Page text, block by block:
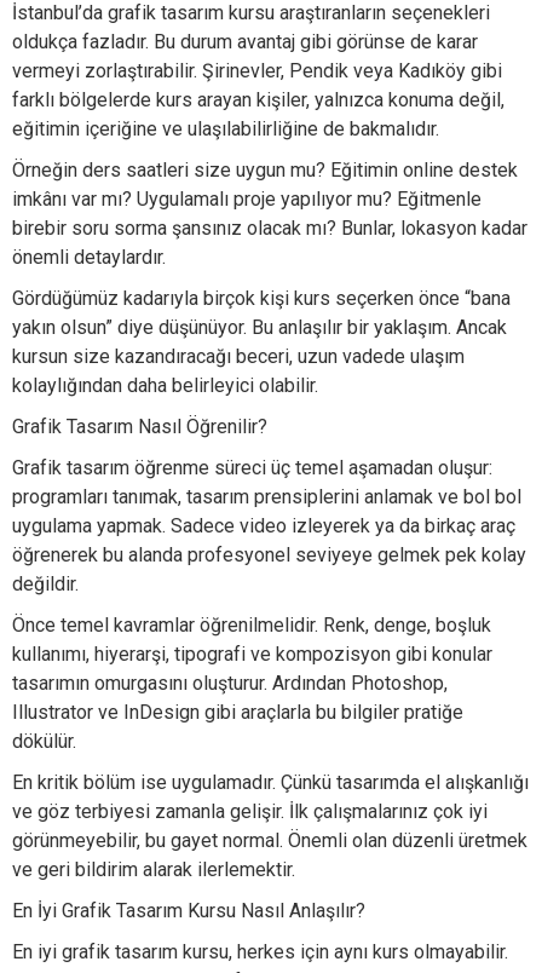
İstanbul’da grafik tasarım kursu araştıranların seçenekleri
oldukça fazladır. Bu durum avantaj gibi görünse de karar
vermeyi zorlaştırabilir. Şirinevler, Pendik veya Kadıköy gibi
farklı bölgelerde kurs arayan kişiler, yalnızca konuma değil,
eğitimin içeriğine ve ulaşılabilirliğine de bakmalıdır.
Örneğin ders saatleri size uygun mu? Eğitimin online destek
imkânı var mı? Uygulamalı proje yapılıyor mu? Eğitmenle
birebir soru sorma şansınız olacak mı? Bunlar, lokasyon kadar
önemli detaylardır.
Gördüğümüz kadarıyla birçok kişi kurs seçerken önce “bana
yakın olsun” diye düşünüyor. Bu anlaşılır bir yaklaşım. Ancak
kursun size kazandıracağı beceri, uzun vadede ulaşım
kolaylığından daha belirleyici olabilir.
Grafik Tasarım Nasıl Öğrenilir?
Grafik tasarım öğrenme süreci üç temel aşamadan oluşur:
programları tanımak, tasarım prensiplerini anlamak ve bol bol
uygulama yapmak. Sadece video izleyerek ya da birkaç araç
öğrenerek bu alanda profesyonel seviyeye gelmek pek kolay
değildir.
Önce temel kavramlar öğrenilmelidir. Renk, denge, boşluk
kullanımı, hiyerarşi, tipografi ve kompozisyon gibi konular
tasarımın omurgasını oluşturur. Ardından Photoshop,
Illustrator ve InDesign gibi araçlarla bu bilgiler pratiğe
dökülür.
En kritik bölüm ise uygulamadır. Çünkü tasarımda el alışkanlığı
ve göz terbiyesi zamanla gelişir. İlk çalışmalarınız çok iyi
görünmeyebilir, bu gayet normal. Önemli olan düzenli üretmek
ve geri bildirim alarak ilerlemektir.
En İyi Grafik Tasarım Kursu Nasıl Anlaşılır?
En iyi grafik tasarım kursu, herkes için aynı kurs olmayabilir.